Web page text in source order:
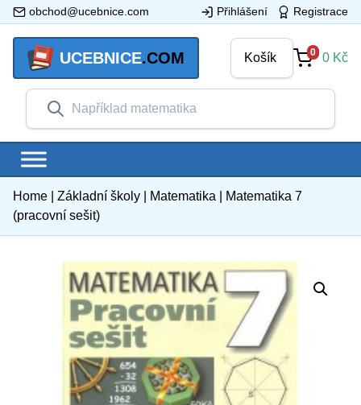
obchod@ucebnice.com Přihlášení Registrace
UCEBNICE.COM Košík 0 0 Kč
Home Základní školy Matematika
Matematika 7
(pracovní sešit)